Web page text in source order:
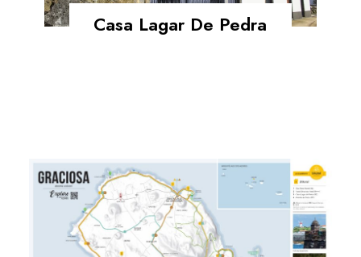
Casa Lagar De Pedra